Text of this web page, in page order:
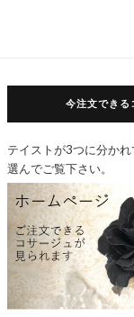
今注文できる
テイストが3つに分か
選んでご覧下さい。